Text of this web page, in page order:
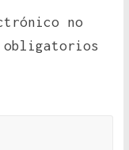
no
obligatorios